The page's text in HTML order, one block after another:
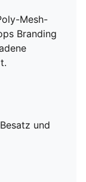
Mesh-
Branding
und